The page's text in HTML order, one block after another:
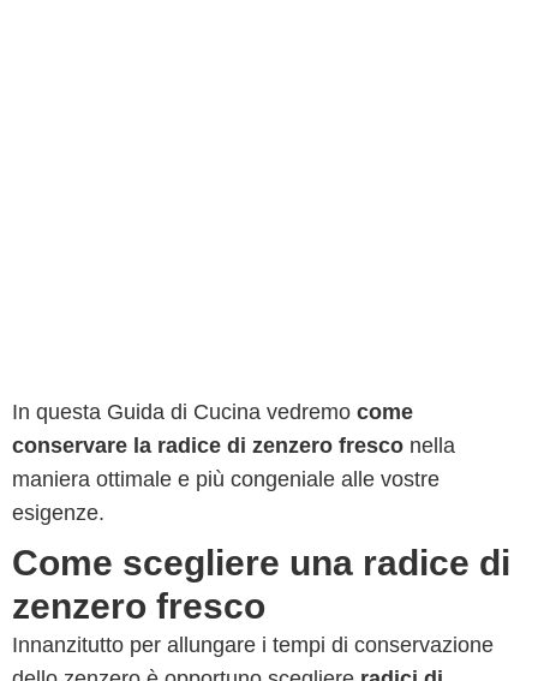
In questa Guida di Cucina vedremo come
conservare la radice di zenzero fresco nella
maniera ottimale e più congeniale alle vostre
esigenze.
Come scegliere una radice di
zenzero fresco
Innanzitutto per allungare i tempi di conservazione